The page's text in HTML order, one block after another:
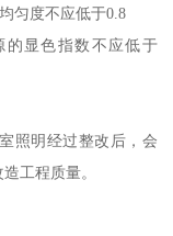
匀度不应低于0.8
的显色指数不应低于
照明经过整改后，会
工程质量。